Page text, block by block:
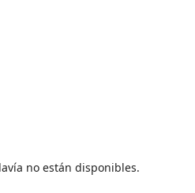
no están disponibles.